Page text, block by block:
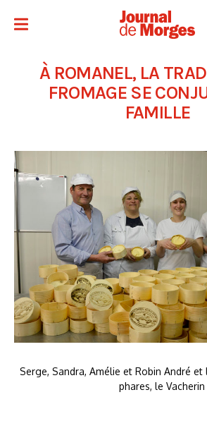
À ROMANEL, LA
FROMAGE SE
FAMILLE
Serge, Sandra, Amélie et Robin André et
phares, le